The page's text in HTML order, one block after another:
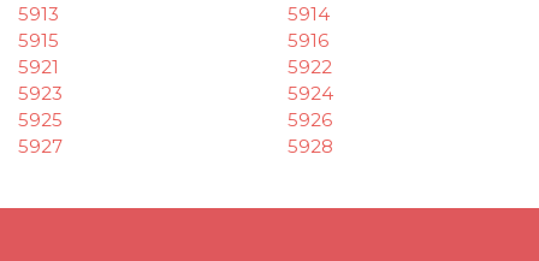
5913
5914
5915
5916
5921
5922
5923
5924
5925
5926
5927
5928